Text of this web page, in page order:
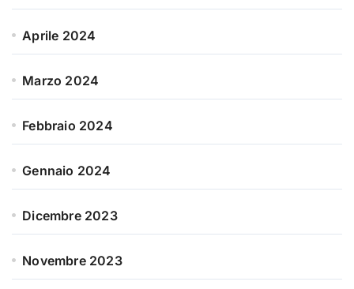
Aprile 2024
Marzo 2024
Febbraio 2024
Gennaio 2024
Dicembre 2023
Novembre 2023